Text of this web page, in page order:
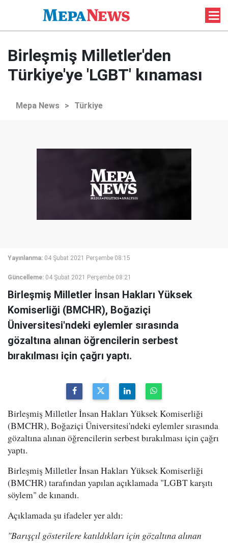
Birleşmiş Milletler'den
Türkiye'ye 'LGBT' kınaması
Mepa News > Türkiye
Yayınlanma: 04 Şubat 2021 Perşembe 08:15
Güncelleme: 04 Şubat 2021 Perşembe 08:21
Birleşmiş Milletler İnsan Hakları Yüksek
Komiserliği (BMCHR), Boğaziçi
Üniversitesi'ndeki eylemler sırasında
gözaltına alınan öğrencilerin serbest
bırakılması için çağrı yaptı.
Birleşmiş Milletler İnsan Hakları Yüksek Komiserliği
(BMCHR), Boğaziçi Üniversitesi'ndeki eylemler sırasında
gözaltına alınan öğrencilerin serbest bırakılması için çağrı
yaptı.
Birleşmiş Milletler İnsan Hakları Yüksek Komiserliği
(BMCHR) tarafından yapılan açıklamada "LGBT karşıtı
söylem" de kınandı.
Açıklamada şu ifadeler yer aldı:
"Barışçıl gösterilere katıldıkları için gözaltına alınan